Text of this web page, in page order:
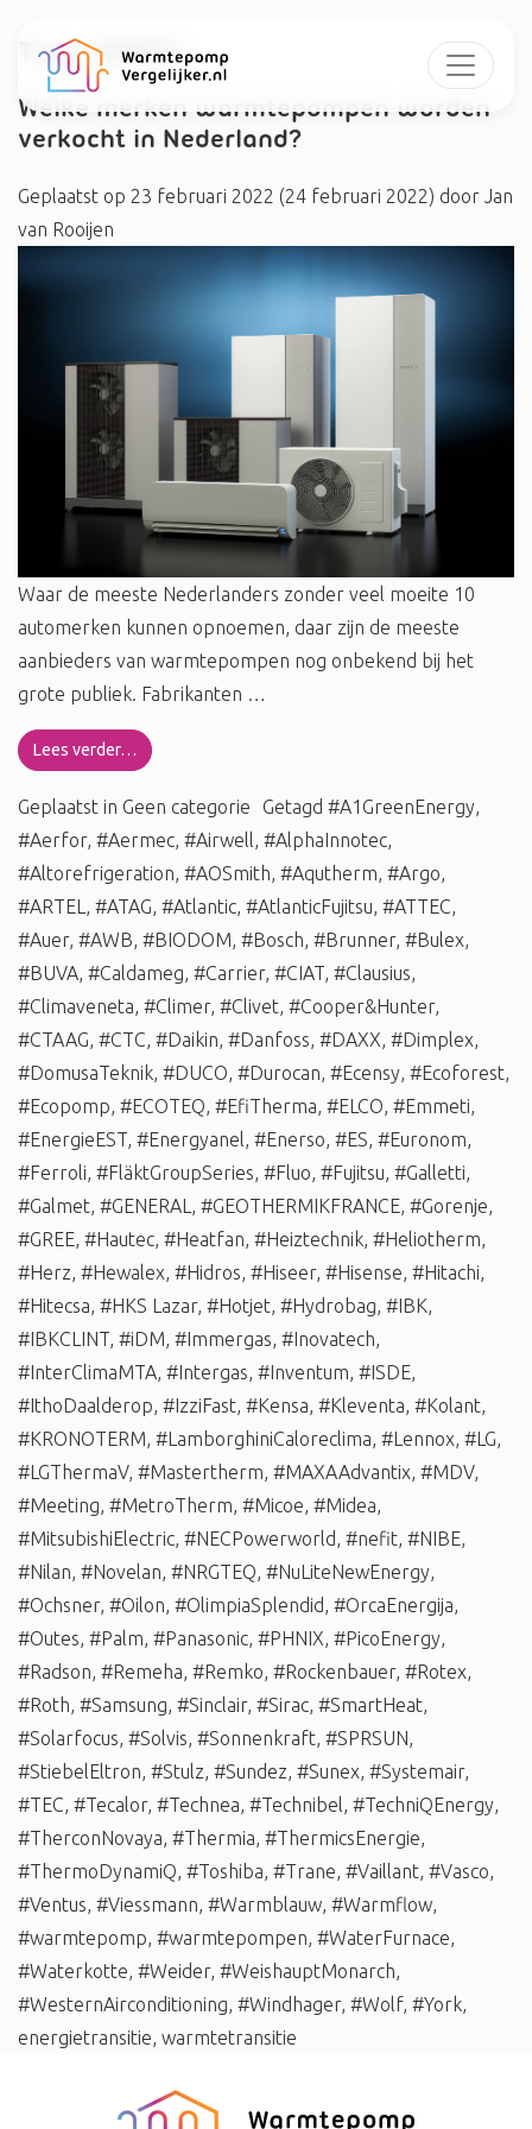
Tag:#MDV
Welke merken warmtepompen worden
verkocht in Nederland?
Geplaatst op 23 februari 2022 (24 februari 2022) door Jan
van Rooijen
Waar de meeste Nederlanders zonder veel moeite 10
automerken kunnen opnoemen, daar zijn de meeste
aanbieders van warmtepompen nog onbekend bij het
grote publiek. Fabrikanten …
Lees verder…
Geplaatst in Geen categorie Getagd #A1GreenEnergy,
#Aerfor, #Aermec, #Airwell, #AlphaInnotec,
#Altorefrigeration, #AOSmith, #Aqutherm, #Argo,
#ARTEL , #ATAG, #Atlantic, #AtlanticFujitsu, #ATTEC,
#Auer, #AWB, #BIODOM, #Bosch, #Brunner, #Bulex,
#BUVA, #Caldameg, #Carrier, #CIAT, #Clausius,
#Climaveneta, #Climer, #Clivet, #Cooper&Hunter,
#CTAAG, #CTC, #Daikin, #Danfoss, #DAXX, #Dimplex,
#DomusaTeknik, #DUCO, #Durocan, #Ecensy, #Ecoforest,
#Ecopomp, #ECOTEQ, #EfiTherma, #ELCO, #Emmeti,
#EnergieEST, #Energyanel, #Enerso, #ES, #Euronom,
#Ferroli, #FläktGroupSeries, #Fluo, #Fujitsu, #Galletti,
#Galmet, #GENERAL , #GEOTHERMIKFRANCE, #Gorenje,
#GREE, #Hautec, #Heatfan, #Heiztechnik, #Heliotherm,
#Herz, #Hewalex, #Hidros, #Hiseer, #Hisense, #Hitachi,
#Hitecsa, #HKS Lazar, #Hotjet, #Hydrobag, #IBK,
#IBKCLINT, #iDM, #Immergas, #Inovatech,
#InterClimaMTA, #Intergas, #Inventum, #ISDE,
#IthoDaalderop, #IzziFast, #Kensa, #Kleventa, #Kolant,
#KRONOTERM, #LamborghiniCaloreclima, #Lennox, #LG,
#LGThermaV, #Mastertherm, #MAXAAdvantix, #MDV,
#Meeting, #MetroTherm, #Micoe, #Midea,
#MitsubishiElectric, #NECPowerworld, #nefit, #NIBE,
#Nilan, #Novelan, #NRGTEQ, #NuLiteNewEnergy,
#Ochsner, #Oilon, #OlimpiaSplendid, #OrcaEnergija,
#Outes, #Palm, #Panasonic, #PHNIX, #PicoEnergy,
#Radson, #Remeha, #Remko, #Rockenbauer, #Rotex,
#Roth, #Samsung, #Sinclair, #Sirac, #SmartHeat,
#Solarfocus, #Solvis, #Sonnenkraft, #SPRSUN,
#StiebelEltron, #Stulz, #Sundez, #Sunex, #Systemair,
#TEC, #Tecalor, #Technea, #Technibel, #TechniQEnergy,
#TherconNovaya, #Thermia, #ThermicsEnergie,
#ThermoDynamiQ, #Toshiba, #Trane, #Vaillant, #Vasco,
#Ventus, #Viessmann, #Warmblauw, #Warmflow,
#warmtepomp, #warmtepompen, #WaterFurnace,
#Waterkotte, #Weider, #WeishauptMonarch,
#WesternAirconditioning, #Windhager, #Wolf, #York,
energietransitie, warmtetransitie